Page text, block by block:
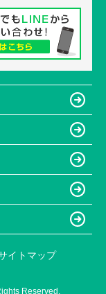
イトマップ
Reserved.